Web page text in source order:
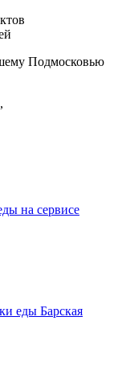
Подмосковью
на сервисе
еды Барская